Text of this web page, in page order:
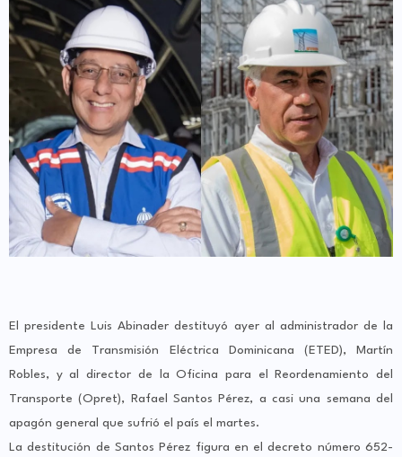
El presidente Luis Abinader destituyó ayer al administrador de la
Empresa de Transmisión Eléctrica Dominicana (ETED), Martín
Robles, y al director de la Oficina para el Reordenamiento del
Transporte (Opret), Rafael Santos Pérez, a casi una semana del
apagón general que sufrió el país el martes.
La destitución de Santos Pérez figura en el decreto número 652-